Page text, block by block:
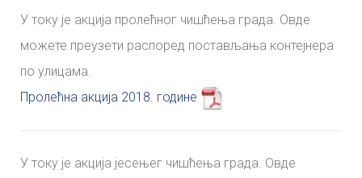
У току је акција пролећног чишћења града. Овде
можете преузети распоред постављања контејнера
по улицама.
Пролећна акција 2018. године
У току је акција јесењег чишћења града. Овде